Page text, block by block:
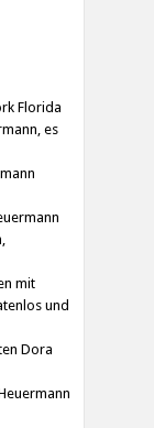
Florida
es
mit
und
Dora